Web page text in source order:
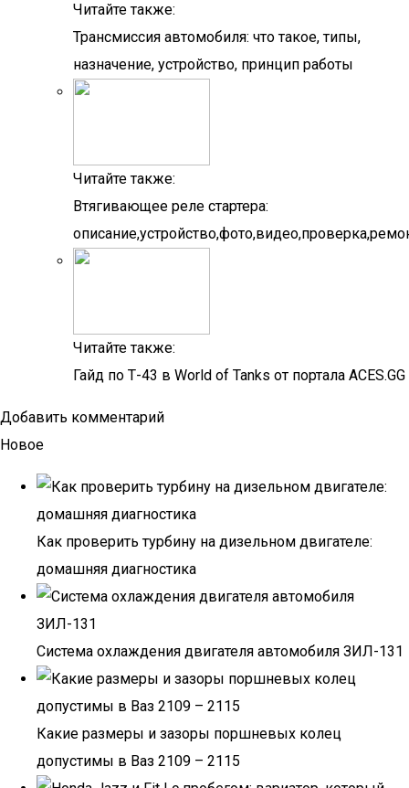
Читайте также:
Трансмиссия автомобиля: что такое, типы,
назначение, устройство, принцип работы
Читайте также:
Втягивающее реле стартера:
Читайте также:
Гайд по Т-43 в World of Tanks от портала ACES.GG
Добавить комментарий
Новое
Как проверить турбину на дизельном двигателе:
домашняя диагностика
Система охлаждения двигателя автомобиля ЗИЛ-131
Какие размеры и зазоры поршневых колец
допустимы в Ваз 2109 – 2115